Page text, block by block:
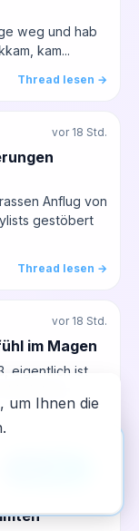
weg und hab
kam...
Thread lesen →
vor 18 Std.
Anflug von
gestöbert
Thread lesen →
vor 18 Std.
im Magen
eigentlich ist
um Ihnen die